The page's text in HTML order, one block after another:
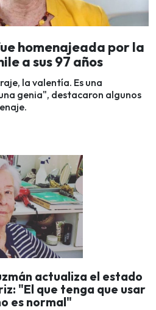
homenajeada por la
a sus 97 años
la valentía. Es una
genia", destacaron algunos
actualiza el estado
"El que tenga que usar
es normal"